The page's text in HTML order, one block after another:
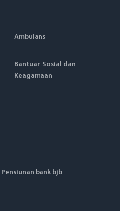
Ambulans
Bantuan Sosial dan
Keagamaan
bank bjb